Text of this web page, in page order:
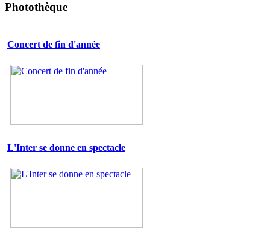
Photothèque
Concert de fin d'année
L'Inter se donne en spectacle